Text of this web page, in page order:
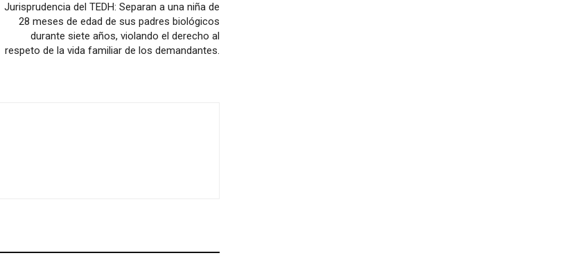
Jurisprudencia del TEDH: Separan a una niña de
28 meses de edad de sus padres biológicos
durante siete años, violando el derecho al
respeto de la vida familiar de los demandantes.